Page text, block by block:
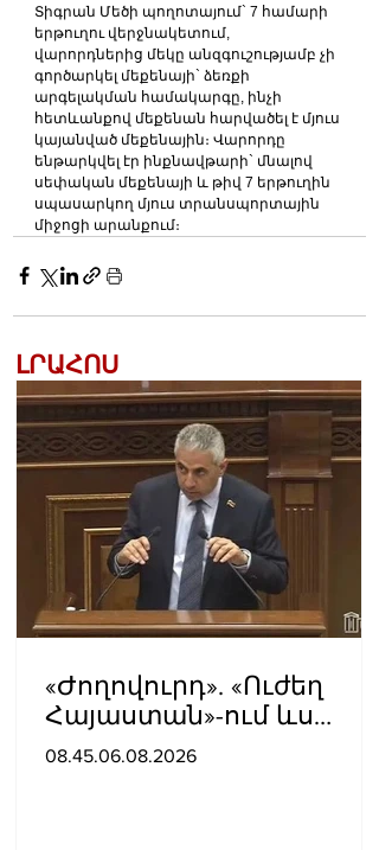
Տիգրան Մեծի պողոտայում` 7 համարի
երթուղու վերջնակետում,
վարորդներից մեկը անզգուշությամբ չի
գործարկել մեքենայի` ձեռքի
արգելակման համակարգը, ինչի
հետևանքով մեքենան հարվածել է մյուս
կայանված մեքենային։ Վարորդը
ենթարկվել էր ինքնավթարի` մնալով
սեփական մեքենայի և թիվ 7 երթուղին
սպասարկող մյուս տրանսպորտային
միջոցի արանքում։
ԼՐԱՀՈՍ
«Ժողովուրդ». «Ուժեղ
Հայաստան»-ում ևս
սպասում են Էդգար
08.45.06.08.2026